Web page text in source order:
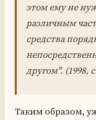
этом ему не
различным
средства
другом". (1998,
Таким образом,